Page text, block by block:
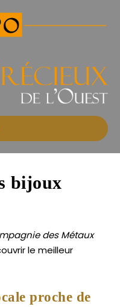
bijoux
des Métaux
le meilleur
proche de